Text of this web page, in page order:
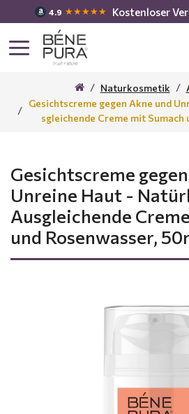
4.9 ★★★★★ Kostenloser
Naturkosmetik
Gesichtscreme gegen Akne und
sgleichende Creme mit Sumach
Gesichtscreme
Unreine Haut -
Ausgleichende
und Rosenwasser,